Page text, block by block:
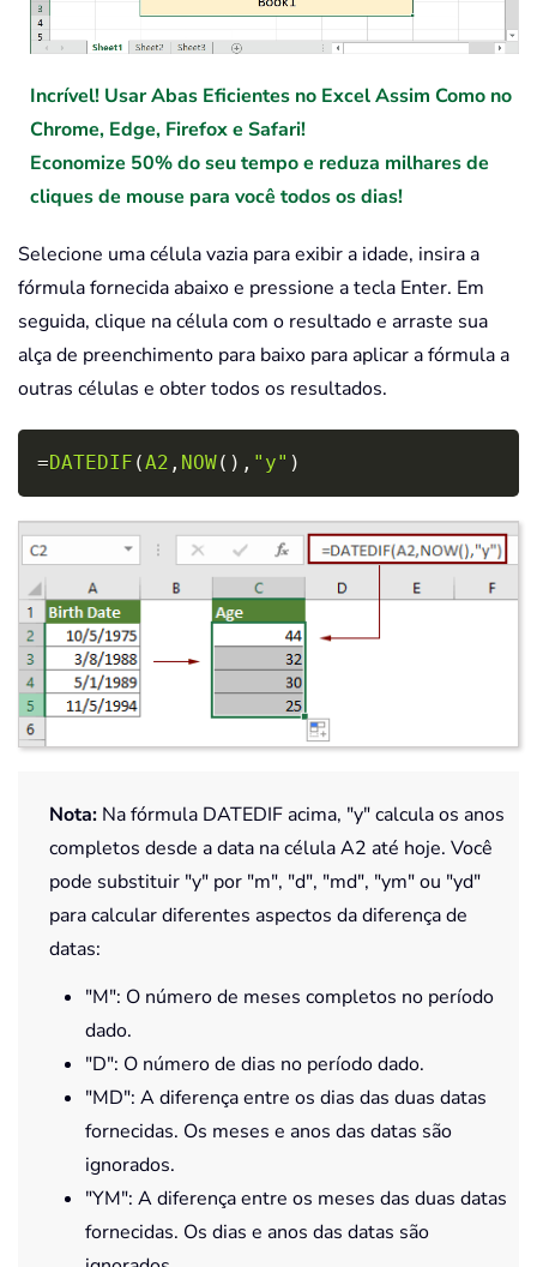
Incrível! Usar Abas Eficientes no Excel Assim Como no
Chrome, Edge, Firefox e Safari!
Economize 50% do seu tempo e reduza milhares de
cliques de mouse para você todos os dias!
Selecione uma célula vazia para exibir a idade, insira a
fórmula fornecida abaixo e pressione a tecla Enter. Em
seguida, clique na célula com o resultado e arraste sua
alça de preenchimento para baixo para aplicar a fórmula a
outras células e obter todos os resultados.
=DATEDIF (A2 , NOW( ) , "y" )
Nota: Na fórmula DATEDIF acima, "y" calcula os anos
completos desde a data na célula A2 até hoje. Você
pode substituir "y" por "m", "d", "md", "ym" ou "yd"
para calcular diferentes aspectos da diferença de
datas:
"M": O número de meses completos no período
dado.
"D": O número de dias no período dado.
"MD": A diferença entre os dias das duas datas
fornecidas. Os meses e anos das datas são
ignorados.
"YM": A diferença entre os meses das duas datas
fornecidas. Os dias e anos das datas são